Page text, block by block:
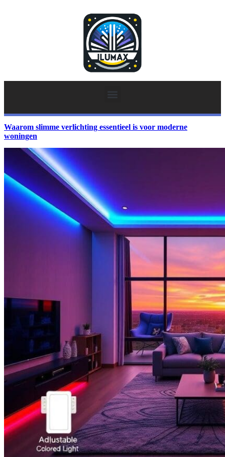
Waarom slimme verlichting essentieel is voor moderne
woningen